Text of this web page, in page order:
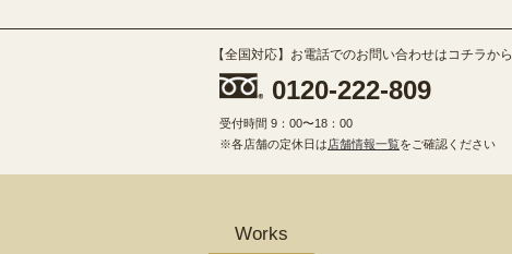
【全国対応】お電話でのお問い合わせはコチラから
0120-222-809
受付時間 9：00〜18：00
※各店舗の定休日は店舗情報一覧をご確認ください
Works